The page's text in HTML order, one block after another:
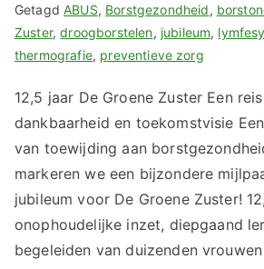
GetagdABUS, Borstgezondheid,
Zuster,droogborstelen, jubileum,
thermografie, preventieve zorg
12,5 jaar De Groene Zuster Een
dankbaarheid en toekomstvisie
van toewijding aan
markeren we een bijzondere
jubileum voor De Groene Zuster!
onophoudelijke inzet, diepgaand
begeleiden van duizenden